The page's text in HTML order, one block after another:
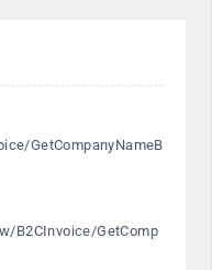
GetCompanyNameB
B2CInvoice/GetComp